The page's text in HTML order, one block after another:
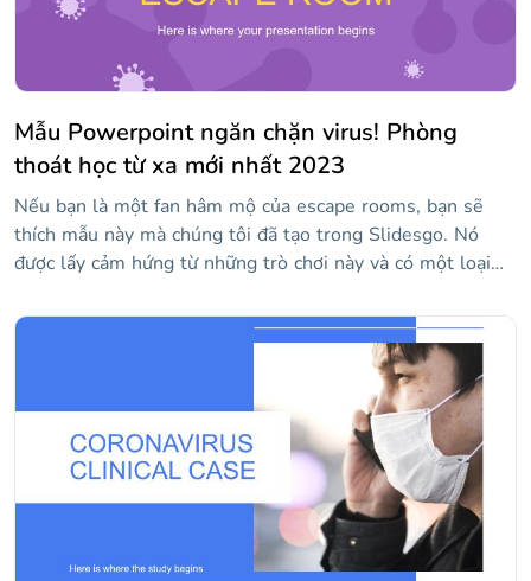
Mẫu Powerpoint ngăn chặn virus! Phòng
thoát học từ xa mới nhất 2023
Nếu bạn là một fan hâm mộ của escape rooms, bạn sẽ
thích mẫu này mà chúng tôi đã tạo trong Slidesgo. Nó
được lấy cảm hứng từ những trò chơi này và có một loại
màu tím, hình minh họa vui nhộn và kiểu chữ sans serif.
Đi giải quyết các manh mối xuất hiện trong các slide khác
nhau và thoát khỏi tình trạng miễn dịch. Trong số các tài
nguyên có sẵn có bản đồ, bảng biểu, đồ thị, v.v.